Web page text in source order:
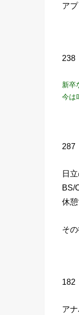
ア
238
新卒
今は
287
日
BS/
休
そ
182
ア